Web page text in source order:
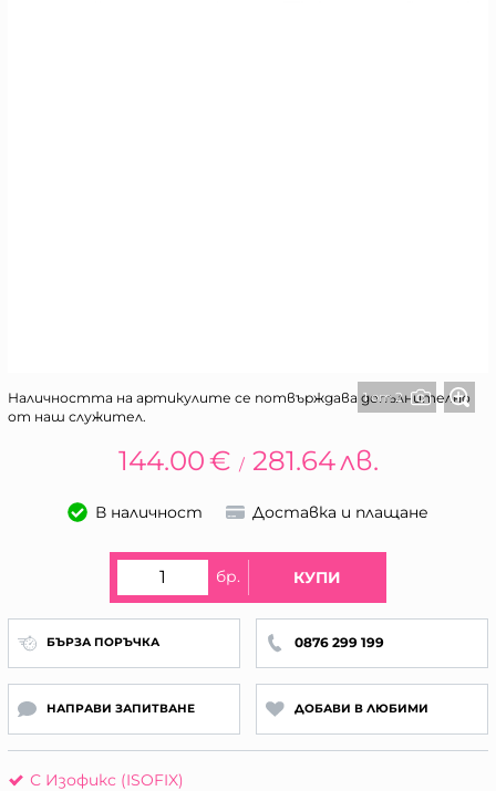
1 от 2
Наличността на артикулите се потвърждава допълнително
от наш служител.
144.00€ / 281.64лв.
В наличност Доставка и плащане
бр. КУПИ
БЪРЗА ПОРЪЧКА 0876 299 199
НАПРАВИ ЗАПИТВАНЕ ДОБАВИ В ЛЮБИМИ
С Изофикс (ISOFIX)